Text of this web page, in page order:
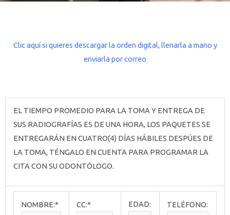
Clic aquí si quieres descargar la orden digital, llenarla a mano y
enviarla por correo
EL TIEMPO PROMEDIO PARA LA TOMA Y ENTREGA DE
SUS RADIOGRAFÍAS ES DE UNA HORA, LOS PAQUETES SE
ENTREGARÁN EN CUATRO(4) DÍAS HÁBILES DESPÚES DE
LA TOMA, TÉNGALO EN CUENTA PARA PROGRAMAR LA
CITA CON SU ODONTÓLOGO.
NOMBRE:* CC:* EDAD: TELÉFONO: